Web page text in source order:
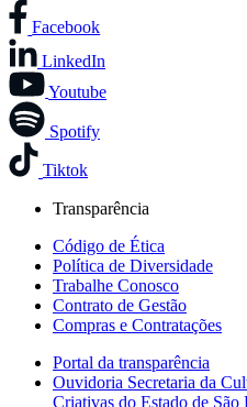
Facebook
LinkedIn
Youtube
Spotify
Tiktok
Transparência
Código de Ética
Política de Diversidade
Trabalhe Conosco
Contrato de Gestão
Compras e Contratações
Portal da transparência
Ouvidoria Secretaria da
Criativas do Estado de São